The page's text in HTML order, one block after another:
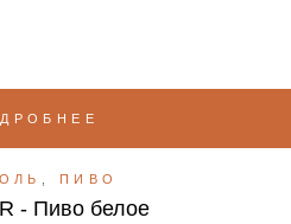
ПИВО
- Пиво белое